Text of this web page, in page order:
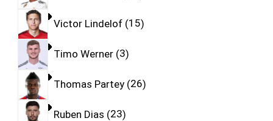
Victor Lindelof 15
Timo Werner 3
Thomas Partey 26
Ruben Dias 23